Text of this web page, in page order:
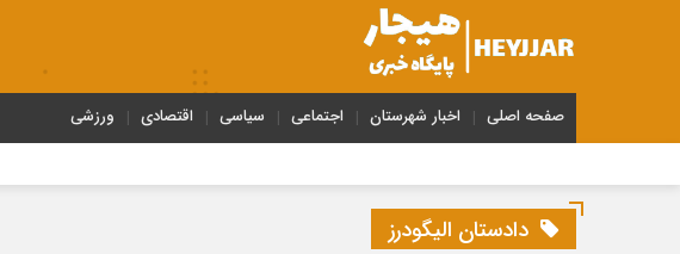
صفحه اصلی اخبار شهرستان اجتماعی سیاسی اقتصادی ورزشی
دادستان الیگودرز